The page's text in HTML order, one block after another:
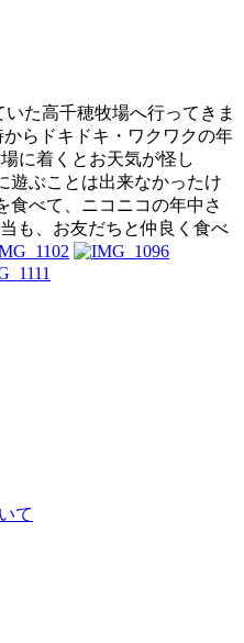
た高千穂牧場へ行ってきま
らドキドキ・ワクワクの年
に着くとお天気が怪し
遊ぶことは出来なかったけ
食べて、ニコニコの年中さ
も、お友だちと仲良く食べ
て